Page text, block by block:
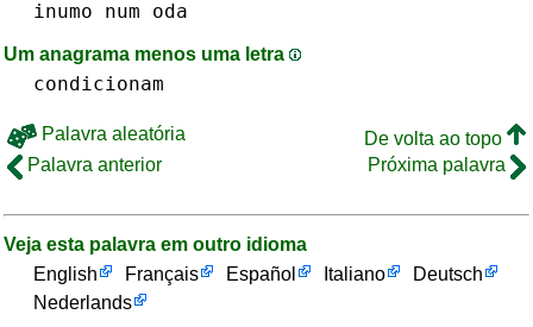
inumo num oda
Um anagrama menos uma letra
condicionam
Palavra aleatória
De volta ao topo
Palavra anterior
Próxima palavra
Veja esta palavra em outro idioma
English
Français Español Italiano
Deutsch
Nederlands